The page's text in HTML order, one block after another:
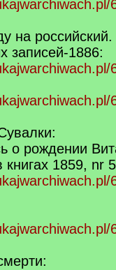
на
записей-1886:
о рождении
книгах 1859, nr